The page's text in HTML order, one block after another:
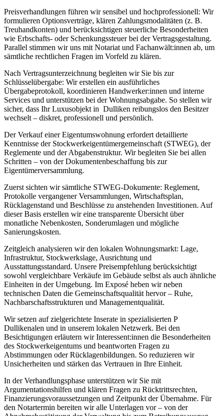
Preisverhandlungen führen wir sensibel und hochprofessionell: Wir
formulieren Optionsverträge, klären Zahlungsmodalitäten (z. B.
Treuhandkonten) und berücksichtigen steuerliche Besonderheiten
wie Erbschafts- oder Schenkungssteuer bei der Vertragsgestaltung.
Parallel stimmen wir uns mit Notariat und Fachanwält:innen ab, um
sämtliche rechtlichen Fragen im Vorfeld zu klären.
Nach Vertragsunterzeichnung begleiten wir Sie bis zur
Schlüsselübergabe: Wir erstellen ein ausführliches
Übergabeprotokoll, koordinieren Handwerker:innen und interne
Services und unterstützen bei der Wohnungsabgabe. So stellen wir
sicher, dass Ihr Luxusobjekt in Dulliken reibungslos den Besitzer
wechselt – diskret, professionell und persönlich.
Der Verkauf einer Eigentumswohnung erfordert detaillierte
Kenntnisse der Stockwerkeigentümergemeinschaft (STWEG), der
Reglemente und der Abgabenstruktur. Wir begleiten Sie bei allen
Schritten – von der Dokumentenbeschaffung bis zur
Eigentümerversammlung.
Zuerst sichten wir sämtliche STWEG-Dokumente: Reglement,
Protokolle vergangener Versammlungen, Wirtschaftsplan,
Rücklagenstand und Beschlüsse zu anstehenden Investitionen. Auf
dieser Basis erstellen wir eine transparente Übersicht über
monatliche Nebenkosten, Sonderumlagen und mögliche
Sanierungskosten.
Zeitgleich analysieren wir den lokalen Wohnungsmarkt: Lage,
Infrastruktur, Stockwerkslage, Ausrichtung und
Ausstattungsstandard. Unsere Preisempfehlung berücksichtigt
sowohl vergleichbare Verkäufe im Gebäude selbst als auch ähnliche
Einheiten in der Umgebung. Im Exposé heben wir neben
technischen Daten die Gemeinschaftsqualität hervor – Ruhe,
Nachbarschaftsstrukturen und Managementqualität.
Wir setzen auf zielgerichtete Inserate in spezialisierten P
Dullikenalen und in unserem lokalen Netzwerk. Bei den
Besichtigungen erläutern wir Interessent:innen die Besonderheiten
des Stockwerkeigentums und beantworten Fragen zu
Abstimmungen oder Rücklagenbildungen. So reduzieren wir
Unsicherheiten und stärken das Vertrauen in Ihre Einheit.
In der Verhandlungsphase unterstützen wir Sie mit
Argumentationshilfen und klären Fragen zu Rücktrittsrechten,
Finanzierungsvoraussetzungen und Zeitpunkt der Übernahme. Für
den Notartermin bereiten wir alle Unterlagen vor – von der